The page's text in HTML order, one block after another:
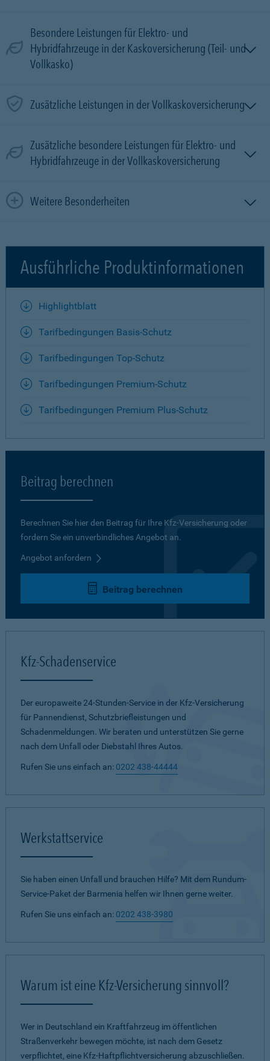
Besondere Leistungen für Elektro- und
Hybridfahrzeuge in der Kaskoversicherung (Teil- und
Vollkasko)
Zusätzliche Leistungen in der Vollkaskoversicherung
Zusätzliche besondere Leistungen für Elektro- und
Hybridfahrzeuge in der Vollkaskoversicherung
Weitere Besonderheiten
Ausführliche Produktinformationen
Highlightblatt
Tarifbedingungen Basis-Schutz
Tarifbedingungen Top-Schutz
Tarifbedingungen Premium-Schutz
Tarifbedingungen Premium Plus-Schutz
Beitrag berechnen
Berechnen Sie hier den Beitrag für Ihre Kfz-Versicherung oder
fordern Sie ein unverbindliches Angebot an.
Angebot anfordern
Beitrag berechnen
Kfz-Schadenservice
Der europaweite 24-Stunden-Service in der Kfz-Versicherung
für Pannendienst, Schutzbriefleistungen und
Schadenmeldungen. Wir beraten und unterstützen Sie gerne
nach dem Unfall oder Diebstahl Ihres Autos.
Rufen Sie uns einfach an: 0202 438-44444
Werkstattservice
Sie haben einen Unfall und brauchen Hilfe? Mit dem Rundum-
Service-Paket der Barmenia helfen wir Ihnen gerne weiter.
Rufen Sie uns einfach an: 0202 438-3980
Warum ist eine Kfz-Versicherung sinnvoll?
Wer in Deutschland ein Kraftfahrzeug im öffentlichen
Straßenverkehr bewegen möchte, ist nach dem Gesetz
verpflichtet, eine Kfz-Haftpflichtversicherung abzuschließen.